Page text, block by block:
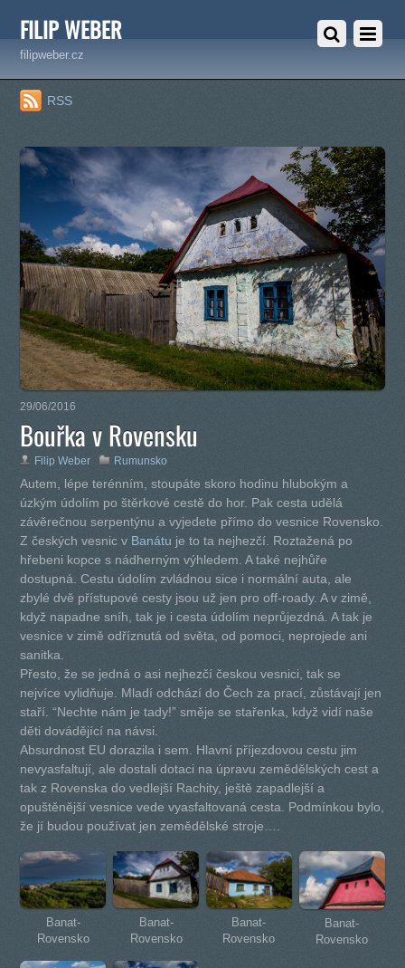
FILIP WEBER
filipweber.cz
RSS
29/06/2016
Bouřka v Rovensku
Filip Weber Rumunsko
Autem, lépe terénním, stoupáte skoro hodinu hlubokým a
úzkým údolím po štěrkové cestě do hor. Pak cesta udělá
závěrečnou serpentýnu a vyjedete přímo do vesnice Rovensko.
Z českých vesnic v Banátu je to ta nejhezčí. Roztažená po
hřebeni kopce s nádherným výhledem. A také nejhůře
dostupná. Cestu údolím zvládnou sice i normální auta, ale
zbylé dvě přístupové cesty jsou už jen pro off-roady. A v zimě,
když napadne sníh, tak je i cesta údolím neprůjezdná. A tak je
vesnice v zimě odříznutá od světa, od pomoci, neprojede ani
sanitka.
Přesto, že se jedná o asi nejhezčí českou vesnici, tak se
nejvíce vylidňuje. Mladí odchází do Čech za prací, zůstávají jen
staří. “Nechte nám je tady!” směje se stařenka, když vidí naše
děti dovádějící na návsi.
Absurdnost EU dorazila i sem. Hlavní příjezdovou cestu jim
nevyasfaltují, ale dostali dotaci na úpravu zemědělských cest a
tak z Rovenska do vedlejší Rachity, ještě zapadlejší a
opuštěnější vesnice vede vyasfaltovaná cesta. Podmínkou bylo,
že jí budou používat jen zemědělské stroje….
Banat-
Rovensko
Banat-
Rovensko
Banat-
Rovensko
Banat-
Rovensko